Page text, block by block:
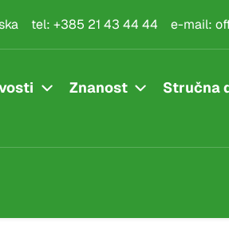
tel: +385 21 43 44 44 e-mail:
Znanost Stručna